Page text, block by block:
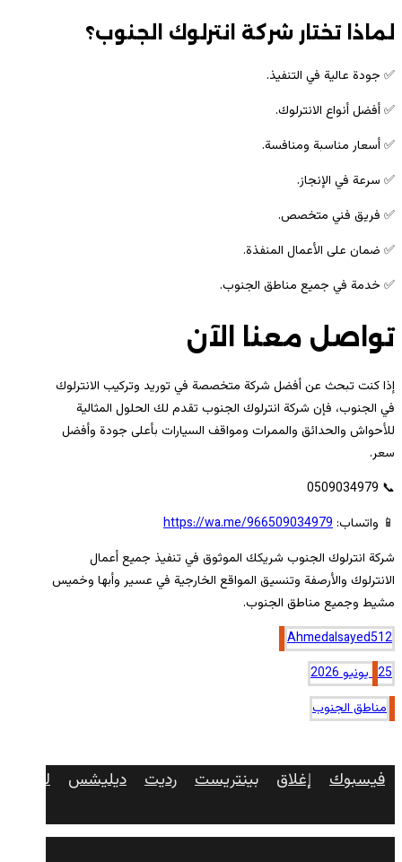
لماذا تختار شركة انترلوك الجنوب؟
✅ جودة عالية في التنفيذ.
✅ أفضل أنواع الانترلوك.
✅ أسعار مناسبة ومنافسة.
✅ سرعة في الإنجاز.
✅ فريق فني متخصص.
✅ ضمان على الأعمال المنفذة.
✅ خدمة في جميع مناطق الجنوب.
تواصل معنا الآن
إذا كنت تبحث عن أفضل شركة متخصصة في توريد وتركيب الانترلوك
في الجنوب، فإن شركة انترلوك الجنوب تقدم لك الحلول المثالية
للأحواش والحدائق والممرات ومواقف السيارات بأعلى جودة وأفضل
سعر.
📞 0509034979
📱 واتساب: https://wa.me/966509034979
شركة انترلوك الجنوب شريكك الموثوق في تنفيذ جميع أعمال
الانترلوك والأرصفة وتنسيق المواقع الخارجية في عسير وأبها وخميس
مشيط وجميع مناطق الجنوب.
Ahmedalsayed512
25 يونيو 2026
مناطق الجنوب
فيسبوك إغلاق بينتريست رديت ديليشس لينكدإن